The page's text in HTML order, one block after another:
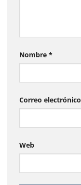
Nombre *
Correo electrónico
Web